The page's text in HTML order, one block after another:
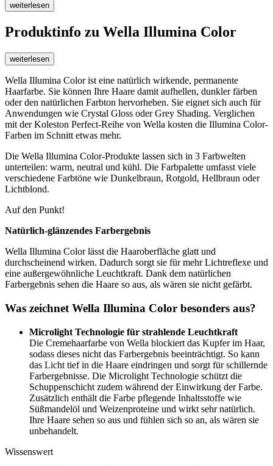
weiterlesen
Produktinfo zu Wella Illumina Color
weiterlesen
Wella Illumina Color ist eine natürlich wirkende, permanente
Haarfarbe. Sie können Ihre Haare damit aufhellen, dunkler färben
oder den natürlichen Farbton hervorheben. Sie eignet sich auch für
Anwendungen wie Crystal Gloss oder Grey Shading. Verglichen
mit der Koleston Perfect-Reihe von Wella kosten die Illumina Color-
Farben im Schnitt etwas mehr.
Die Wella Illumina Color-Produkte lassen sich in 3 Farbwelten
unterteilen: warm, neutral und kühl. Die Farbpalette umfasst viele
verschiedene Farbtöne wie Dunkelbraun, Rotgold, Hellbraun oder
Lichtblond.
Auf den Punkt!
Natürlich-glänzendes Farbergebnis
Wella Illumina Color lässt die Haaroberfläche glatt und
durchscheinend wirken. Dadurch sorgt sie für mehr Lichtreflexe und
eine außergewöhnliche Leuchtkraft. Dank dem natürlichen
Farbergebnis sehen die Haare so aus, als wären sie nicht gefärbt.
Was zeichnet Wella Illumina Color besonders aus?
Microlight Technologie für strahlende Leuchtkraft
Die Cremehaarfarbe von Wella blockiert das Kupfer im Haar,
sodass dieses nicht das Farbergebnis beeinträchtigt. So kann
das Licht tief in die Haare eindringen und sorgt für schillernde
Farbergebnisse. Die Microlight Technologie schützt die
Schuppenschicht zudem während der Einwirkung der Farbe.
Zusätzlich enthält die Farbe pflegende Inhaltsstoffe wie
Süßmandelöl und Weizenproteine und wirkt sehr natürlich.
Ihre Haare sehen so aus und fühlen sich so an, als wären sie
unbehandelt.
Wissenswert